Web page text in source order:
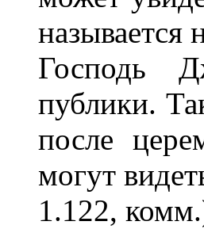
называется
Господь
публики.
после
могут
1.122,